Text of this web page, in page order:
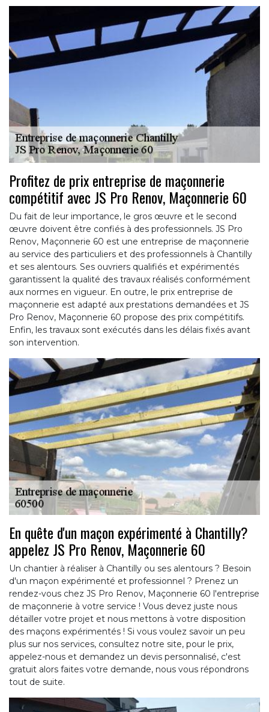
Profitez de prix entreprise de maçonnerie
compétitif avec JS Pro Renov, Maçonnerie 60
Du fait de leur importance, le gros œuvre et le second
œuvre doivent être confiés à des professionnels. JS Pro
Renov, Maçonnerie 60 est une entreprise de maçonnerie
au service des particuliers et des professionnels à Chantilly
et ses alentours. Ses ouvriers qualifiés et expérimentés
garantissent la qualité des travaux réalisés conformément
aux normes en vigueur. En outre, le prix entreprise de
maçonnerie est adapté aux prestations demandées et JS
Pro Renov, Maçonnerie 60 propose des prix compétitifs.
Enfin, les travaux sont exécutés dans les délais fixés avant
son intervention.
En quête d'un maçon expérimenté à Chantilly?
appelez JS Pro Renov, Maçonnerie 60
Un chantier à réaliser à Chantilly ou ses alentours ? Besoin
d'un maçon expérimenté et professionnel ? Prenez un
rendez-vous chez JS Pro Renov, Maçonnerie 60 l'entreprise
de maçonnerie à votre service ! Vous devez juste nous
détailler votre projet et nous mettons à votre disposition
des maçons expérimentés ! Si vous voulez savoir un peu
plus sur nos services, consultez notre site, pour le prix,
appelez-nous et demandez un devis personnalisé, c'est
gratuit alors faites votre demande, nous vous répondrons
tout de suite.